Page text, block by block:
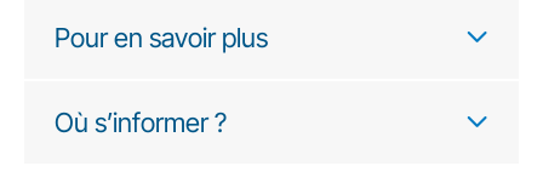
Pour en savoir plus
Où s’informer ?